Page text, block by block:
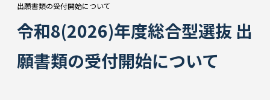
出願書類の受付開始について
令和8(2026)年度総合型選抜 出
願書類の受付開始について